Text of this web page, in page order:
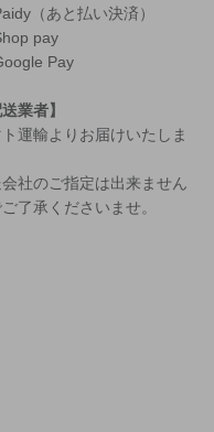
業者
運輸よりお届けいたしま
社のご指定は出来ません
了承くださいませ。
（あと払い決済）
pay
Pay